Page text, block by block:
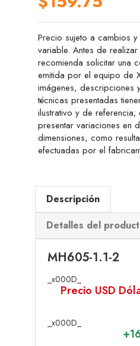
Precio sujeto a cambios
variable. Antes de
recomienda solicitar una
emitida por el equipo de
imágenes, descripciones
técnicas presentadas
ilustrativo y de
presentar variaciones en
dimensiones, como
efectuadas por el
Descripción
Detalles del
MH605-1.1-2
_x000D_
Precio USD
_x000D_